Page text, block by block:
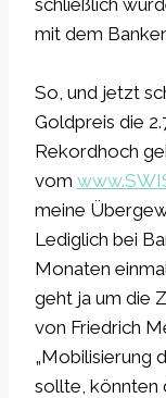
mit dem
So, und jetzt
Goldpreis die
Rekordhoch
vom
meine
Lediglich bei
Monaten
geht ja um die
von Friedrich
„Mobilisierung
sollte, könnten